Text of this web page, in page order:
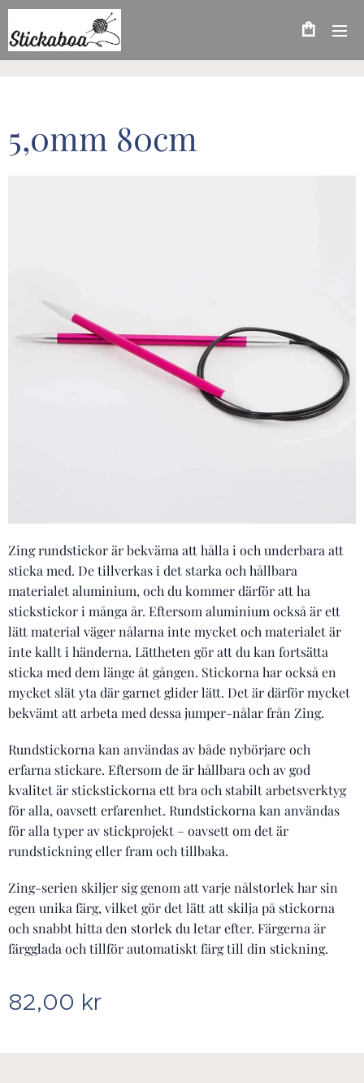
5,0mm 80cm
Zing rundstickor är bekväma att hålla i och underbara att
sticka med. De tillverkas i det starka och hållbara
materialet aluminium, och du kommer därför att ha
stickstickor i många år. Eftersom aluminium också är ett
lätt material väger nålarna inte mycket och materialet är
inte kallt i händerna. Lättheten gör att du kan fortsätta
sticka med dem länge åt gången. Stickorna har också en
mycket slät yta där garnet glider lätt. Det är därför mycket
bekvämt att arbeta med dessa jumper-nålar från Zing.
Rundstickorna kan användas av både nybörjare och
erfarna stickare. Eftersom de är hållbara och av god
kvalitet är stickstickorna ett bra och stabilt arbetsverktyg
för alla, oavsett erfarenhet. Rundstickorna kan användas
för alla typer av stickprojekt – oavsett om det är
rundstickning eller fram och tillbaka.
Zing-serien skiljer sig genom att varje nålstorlek har sin
egen unika färg, vilket gör det lätt att skilja på stickorna
och snabbt hitta den storlek du letar efter. Färgerna är
färgglada och tillför automatiskt färg till din stickning.
82,00 kr